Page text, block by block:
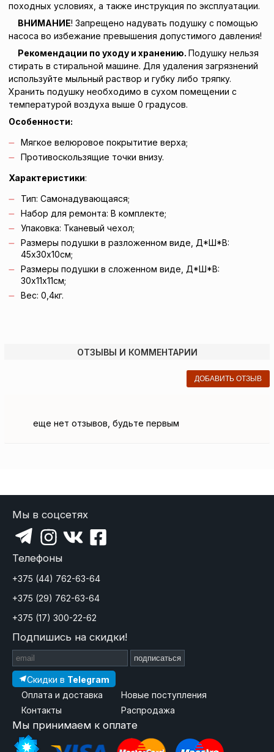
походных условиях, а также инструкция по эксплуатации.
ВНИМАНИЕ! Запрещено надувать подушку с помощью
насоса во избежание превышения допустимого давления!
Рекомендации по уходу и хранению. Подушку нельзя
стирать в стиральной машине. Для удаления загрязнений
используйте мыльный раствор и губку либо тряпку.
Хранить подушку необходимо в сухом помещении с
температурой воздуха выше 0 градусов.
Особенности:
Мягкое велюровое покрытитие верха;
Противоскользящие точки внизу.
Характеристики:
Тип: Самонадувающаяся;
Набор для ремонта: В комплекте;
Упаковка: Тканевый чехол;
Размеры подушки в разложенном виде, Д*Ш*В:
45х30х10см;
Размеры подушки в сложенном виде, Д*Ш*В:
30х11х11см;
Вес: 0,4кг.
ОТЗЫВЫ И КОММЕНТАРИИ
ДОБАВИТЬ ОТЗЫВ
еще нет отзывов, будьте первым
Мы в соцсетях
Телефоны
+375 (44) 762-63-64
+375 (29) 762-63-64
+375 (17) 300-22-62
Подпишись на скидки!
подписаться
Скидки в Telegram
Оплата и доставка
Контакты
Новые поступления
Распродажа
Мы принимаем к оплате